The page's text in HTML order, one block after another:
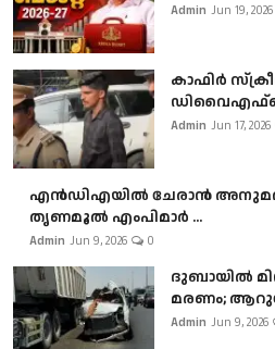
Admin Jun 19, 2026
കാഫിർ
ഡിവൈഎഫ്ഐ
Admin Jun 17, 2026
എൻഡിഎയിൽ ചേരാൻ അനുമതി
തൃണമൂൽ എംപിമാർ ...
Admin Jun 9, 2026 0
ദുബായിൽ
മരണം;
Admin Jun 9, 2026